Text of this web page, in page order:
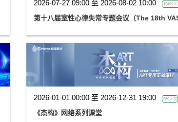
2026-07-27 09:00 至 2026-08-02 10:00 19499人
第十八届室性心律失常专题会议（The 18th
2026-01-01 00:00 至 2026-12-31 19:00 930人次
《杰构》网络系列课堂